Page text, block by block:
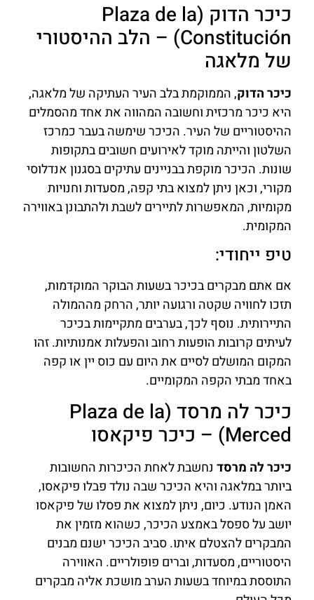
כיכר הדוק (Plaza de la
Constitución) – הלב ההיסטורי
של מלאגה
כיכר הדוק, הממוקמת בלב העיר העתיקה של מלאגה,
היא כיכר מרכזית וחשובה המהווה את אחד מהסמלים
ההיסטוריים של העיר. הכיכר שימשה בעבר כמרכז
השלטון והייתה מוקד לאירועים חשובים בתקופות
שונות. הכיכר מוקפת בבניינים עתיקים בסגנון אנדלוסי
מקורי, וכאן ניתן למצוא בתי קפה, מסעדות וחנויות
מקומיות, המאפשרות לתיירים לשבת ולהתבונן באווירה
המקומית.
טיפ ייחודי:
אם אתם מבקרים בכיכר בשעות הבוקר המוקדמות,
תזכו לחוויה שקטה ורגועה יותר, הרחק מההמולה
התיירותית. נוסף לכך, בערבים מתקיימות בכיכר
לעיתים קרובות הופעות רחוב והפעלות אמנותיות. זהו
המקום המושלם לסיים את היום עם כוס יין או קפה
באחד מבתי הקפה המקומיים.
כיכר לה מרסד (Plaza de la
Merced) – כיכר פיקאסו
כיכר לה מרסד נחשבת לאחת הכיכרות החשובות
ביותר במלאגה והיא הכיכר שבה נולד פבלו פיקאסו,
האמן הנודע. כיום, ניתן למצוא את פסלו של פיקאסו
יושב על ספסל באמצע הכיכר, כשהוא מזמין את
המבקרים להצטלם איתו. סביב הכיכר ישנם מבנים
היסטוריים, מסעדות, וברים פופולריים. האווירה
התוססת במיוחד בשעות הערב מושכת אליה מבקרים